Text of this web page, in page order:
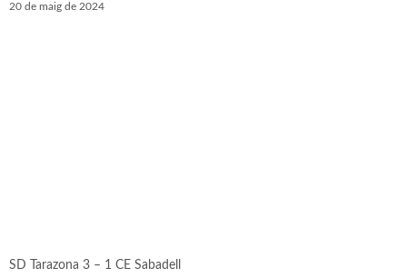
20 de maig de 2024
SD Tarazona 3 – 1 CE Sabadell